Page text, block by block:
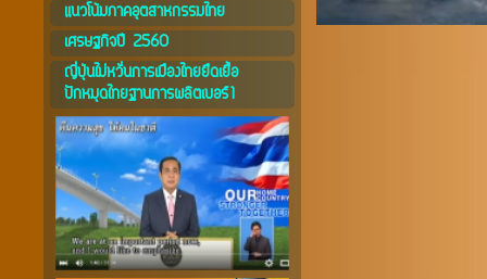
แนวโน้มภาคอุตสาหกรรมไทย
เศรษฐกิจปี 2560
ญี่ปุ่นไม่หวั่นการเมืองไทยยืดเยื้อ
ปักหมุดไทยฐานการผลิตเบอร์1